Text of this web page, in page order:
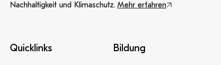
Nachhaltigkeit und Klimaschutz. Mehr erfahren
Quicklinks Bildung